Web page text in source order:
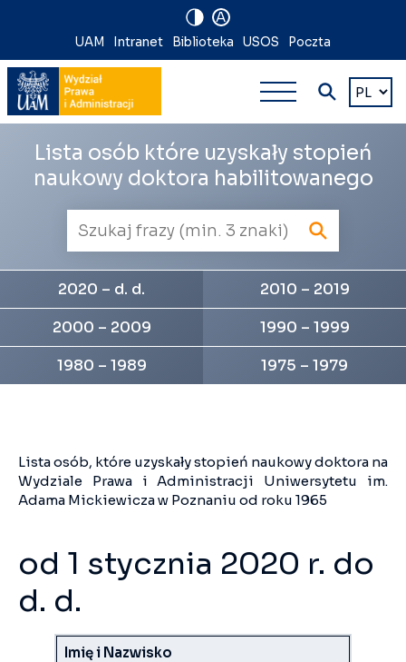
A
Nawigacja
na
skróty
UAM Intranet Biblioteka USOS Poczta
główna
Wybierz
język
Lista osób które uzyskały stopień
naukowy doktora habilitowanego
2020 – d. d.
2010 – 2019
2000 – 2009
1990 – 1999
1980 – 1989
1975 – 1979
Lista osób, które uzyskały stopień naukowy doktora na
Wydziale Prawa i Administracji Uniwersytetu im.
Adama Mickiewicza w Poznaniu od roku 1965
od 1 stycznia 2020 r. do
d. d.
Imię i Nazwisko